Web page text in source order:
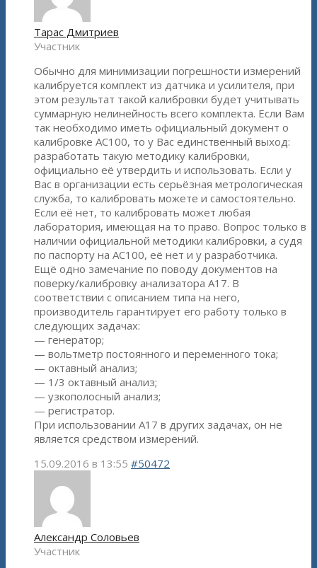
Тарас Дмитриев
Участник
Обычно для минимизации погрешности измерений
калибруется комплект из датчика и усилителя, при
этом результат такой калибровки будет учитывать
суммарную нелинейность всего комплекта. Если Вам
так необходимо иметь официальный документ о
калибровке АС100, то у Вас единственный выход:
разработать такую методику калибровки,
официально её утвердить и использовать. Если у
Вас в организации есть серьёзная метрологическая
служба, то калибровать можете и самостоятельно.
Если её нет, то калибровать может любая
лаборатория, имеющая на то право. Вопрос только в
наличии официальной методики калибровки, а судя
по паспорту на АС100, её нет и у разработчика.
Ещё одно замечание по поводу документов на
поверку/калибровку анализатора А17. В
соответствии с описанием типа на него,
производитель гарантирует его работу только в
следующих задачах:
— генератор;
— вольтметр постоянного и переменного тока;
— октавный анализ;
— 1/3 октавный анализ;
— узкополосный анализ;
— регистратор.
При использовании А17 в других задачах, он не
является средством измерений.
15.09.2016 в 13:55 #50472
Александр Соловьев
Участник